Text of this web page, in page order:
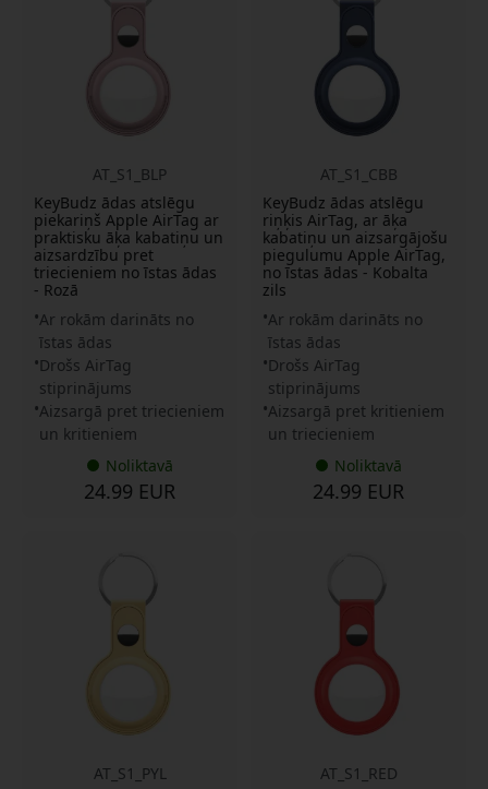
AT_S1_BLP
KeyBudz ādas atslēgu
piekariņš Apple AirTag ar
praktisku āķa kabatiņu un
aizsardzību pret
triecieniem no īstas ādas
- Rozā
Ar rokām darināts no
īstas ādas
Drošs AirTag
stiprinājums
Aizsargā pret triecieniem
un kritieniem
Noliktavā
24.99 EUR
AT_S1_CBB
KeyBudz ādas atslēgu
riņķis AirTag, ar āķa
kabatiņu un aizsargājošu
piegulumu Apple AirTag,
no īstas ādas - Kobalta
zils
Ar rokām darināts no
īstas ādas
Drošs AirTag
stiprinājums
Aizsargā pret kritieniem
un triecieniem
Noliktavā
24.99 EUR
AT_S1_PYL
AT_S1_RED